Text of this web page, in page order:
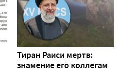
Тиран Раиси мертв:
знамение его коллегам